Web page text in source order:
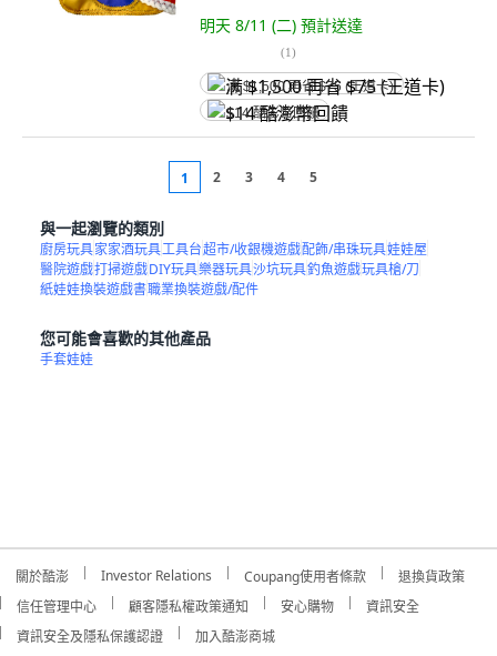
明天 8/11 (二) 預計送達
(1)
满 $1,500 再省 $75 (王道卡)
$14 酷澎幣回饋
1 2 3 4 5
與一起瀏覽的類別
廚房玩具家家酒玩具工具台超市/收銀機遊戲配飾/串珠玩具娃娃屋
醫院遊戲打掃遊戲DIY玩具樂器玩具沙坑玩具釣魚遊戲玩具槍/刀
紙娃娃換裝遊戲書職業換裝遊戲/配件
您可能會喜歡的其他產品
手套娃娃
關於酷澎 Investor Relations Coupang使用者條款
退換貨政策
信任管理中心
顧客隱私權政策通知 安心購物
資訊安全
資訊安全及隱私保護認證
加入酷澎商城